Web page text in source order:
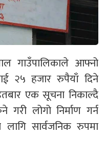
गाउँपालिकाले आफ्नो
२५ हजार रुपैयाँ दिने
एक सूचना निकाल्दै
गरी लोगो निर्माण गर्न
सार्वजनिक रुपमा